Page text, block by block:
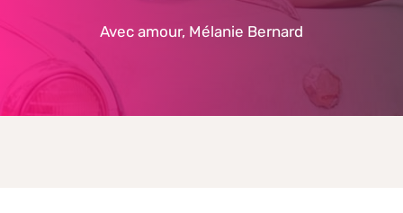
Avec amour, Mélanie Bernard